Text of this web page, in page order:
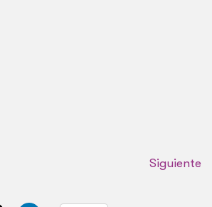
Siguiente